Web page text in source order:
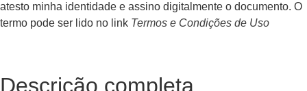
atesto minha identidade e assino digitalmente o documento. O
termo pode ser lido no link Termos e Condições de Uso
Descrição completa